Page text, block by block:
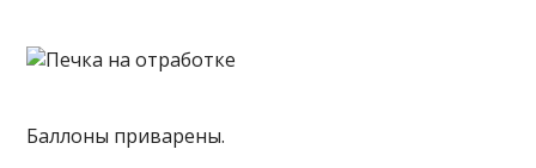
Баллоны приварены.